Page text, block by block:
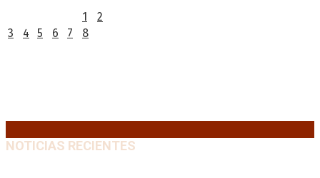
1
2
3
4 5 6 7 8
NOTICIAS RECIENTES